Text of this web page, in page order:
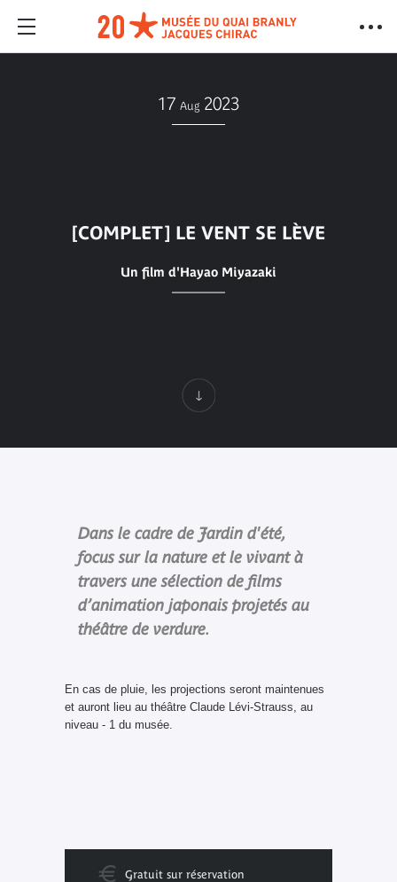
17 Aug 2023
[COMPLET] LE VENT SE LÈVE
Un film d'Hayao Miyazaki
Dans le cadre de Jardin d'été,
focus sur la nature et le vivant à
travers une sélection de films
d’animation japonais projetés au
théâtre de verdure.
En cas de pluie, les projections seront maintenues
et auront lieu au théâtre Claude Lévi-Strauss, au
niveau - 1 du musée.
Gratuit sur réservation